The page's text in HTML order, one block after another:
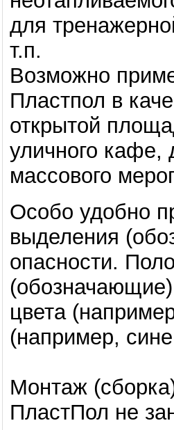
для
т.п.
Возможно
Пластпол в
открытой
уличного кафе,
массового
Особо удобно
выделения
опасности.
цвета
(например,
Монтаж
ПластПол не